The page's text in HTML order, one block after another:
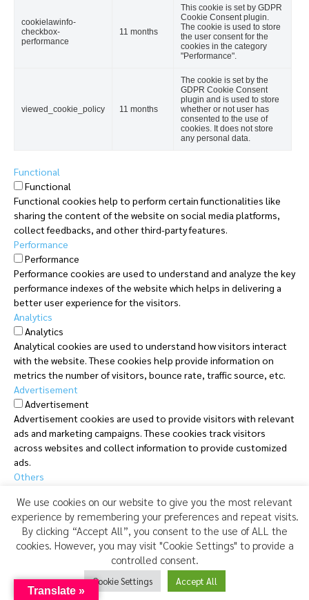
We use cookies on our website to give you the most relevant
experience by remembering your preferences and repeat visits.
By clicking “Accept All”, you consent to the use of ALL the
cookies. However, you may visit "Cookie Settings" to provide a
controlled consent.
Cookie Settings Accept All
cookielawinfo-
checkbox-
performance
11 months
This cookie is set by GDPR
Cookie Consent plugin.
The cookie is used to store
the user consent for the
cookies in the category
"Performance".
viewed_cookie_policy 11 months
The cookie is set by the
GDPR Cookie Consent
plugin and is used to store
whether or not user has
consented to the use of
cookies. It does not store
any personal data.
Functional
Functional
Functional cookies help to perform certain functionalities like
sharing the content of the website on social media platforms,
collect feedbacks, and other third-party features.
Performance
Performance
Performance cookies are used to understand and analyze the key
performance indexes of the website which helps in delivering a
better user experience for the visitors.
Analytics
Analytics
Analytical cookies are used to understand how visitors interact
with the website. These cookies help provide information on
metrics the number of visitors, bounce rate, traffic source, etc.
Advertisement
Advertisement
Advertisement cookies are used to provide visitors with relevant
ads and marketing campaigns. These cookies track visitors
across websites and collect information to provide customized
ads.
Others
Other uncategorized cookies are those that are being analyzed
and have not been classified into a category as yet.
SAVE & ACCEPT
Translate »